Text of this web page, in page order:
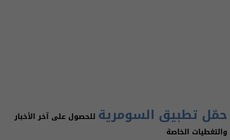
حمّل تطبيق السومرية للحصول على آخر الأخبار
والتغطيات الخاصة